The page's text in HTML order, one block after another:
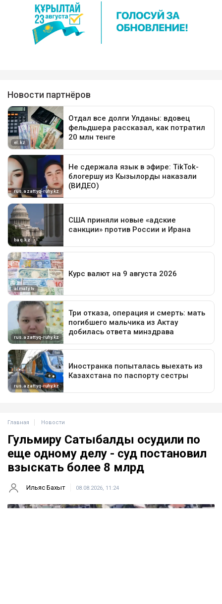
Главная Новости
Гульмиру Сатыбалды осудили по
еще одному делу - суд постановил
взыскать более 8 млрд
Ильяс Бахыт 08.08.2026, 11:24